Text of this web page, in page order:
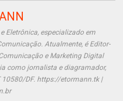
Eletrônica, especializado em
Atualmente, é Editor-
e Marketing Digital
como jornalista e diagramador,
10580/DF. https://etormann.tk |